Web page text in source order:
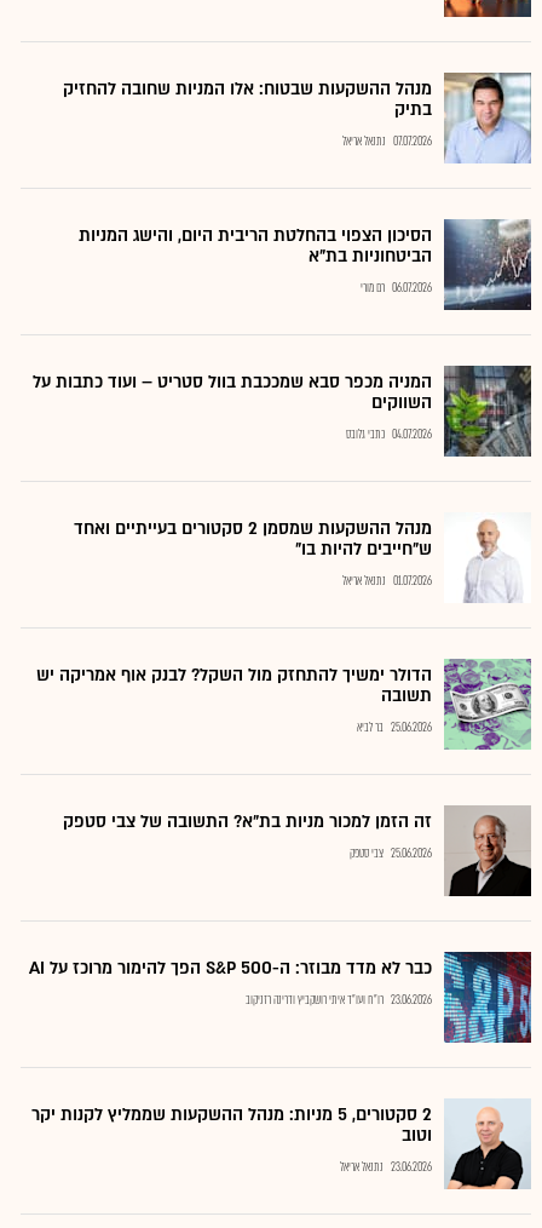
מנהל ההשקעות שבטוח: אלו המניות שחובה להחזיק
בתיק
07.07.2026 נתנאל אריאל
הסיכון הצפוי בהחלטת הריבית היום, והישג המניות
הביטחוניות בת"א
06.07.2026 רם מורי
המניה מכפר סבא שמככבת בוול סטריט – ועוד כתבות על
השווקים
04.07.2026 כתבי גלובס
מנהל ההשקעות שמסמן 2 סקטורים בעייתיים ואחד
ש"חייבים להיות בו"
01.07.2026 נתנאל אריאל
הדולר ימשיך להתחזק מול השקל? לבנק אוף אמריקה יש
תשובה
25.06.2026 בר לביא
זה הזמן למכור מניות בת"א? התשובה של צבי סטפק
25.06.2026 צבי סטפק
כבר לא מדד מבוזר: ה-S&P 500 הפך להימור מרוכז על AI
23.06.2026 רו"ח ועו"ד איתי רושקביץ ודרינה רזניקוב
2 סקטורים, 5 מניות: מנהל ההשקעות שממליץ לקנות יקר
וטוב
23.06.2026 נתנאל אריאל